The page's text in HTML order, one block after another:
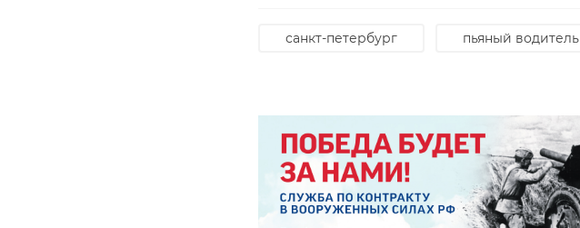
санкт-петербург пьяный водитель